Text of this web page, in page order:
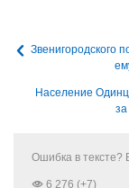
Звенигородского
Население
Ошибка в тексте?
6 276 (+7)